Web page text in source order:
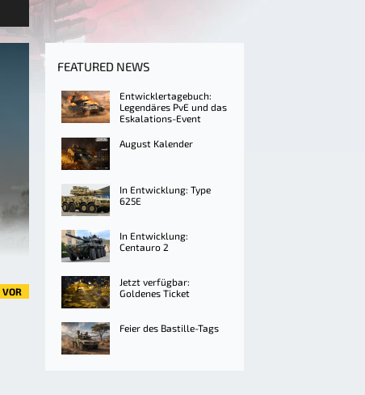
VOR
FEATURED NEWS
Entwicklertagebuch:
Legendäres PvE und das
Eskalations-Event
August Kalender
In Entwicklung: Type
625E
In Entwicklung:
Centauro 2
Jetzt verfügbar:
Goldenes Ticket
Feier des Bastille-Tags